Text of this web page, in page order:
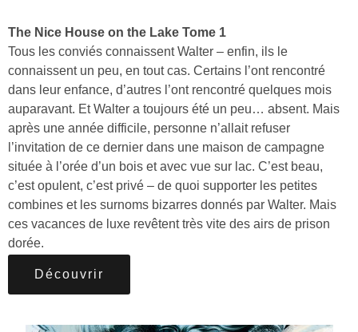
The Nice House on the Lake Tome 1
Tous les conviés connaissent Walter – enfin, ils le
connaissent un peu, en tout cas. Certains l’ont rencontré
dans leur enfance, d’autres l’ont rencontré quelques mois
auparavant. Et Walter a toujours été un peu… absent. Mais
après une année difficile, personne n’allait refuser
l’invitation de ce dernier dans une maison de campagne
située à l’orée d’un bois et avec vue sur lac. C’est beau,
c’est opulent, c’est privé – de quoi supporter les petites
combines et les surnoms bizarres donnés par Walter. Mais
ces vacances de luxe revêtent très vite des airs de prison
dorée.
Découvrir